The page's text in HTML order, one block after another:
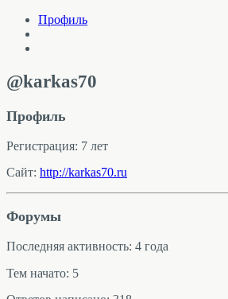
Профиль
@karkas70
Профиль
Регистрация: 7 лет
Сайт: http://karkas70.ru
Форумы
Последняя активность: 4 года
Тем начато: 5